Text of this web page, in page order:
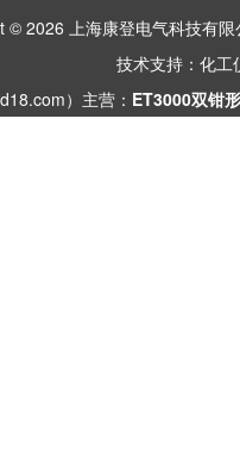
© 2026 上海康登电气科技有
技术支持： 化工
）主营： ET3000双钳